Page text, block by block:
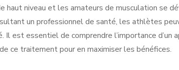
haut niveau et les amateurs de musculation se
un professionnel de santé, les athlètes
Il est essentiel de comprendre l’importance
ce traitement pour en maximiser les bénéfices.